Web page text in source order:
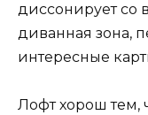
диссонирует со
диванная зона,
интересные
Лофт хорош тем,